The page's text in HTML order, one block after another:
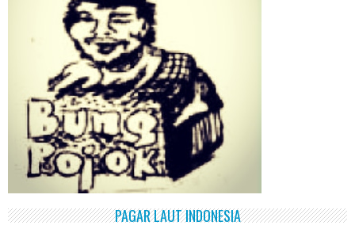
PAGAR LAUT INDONESIA